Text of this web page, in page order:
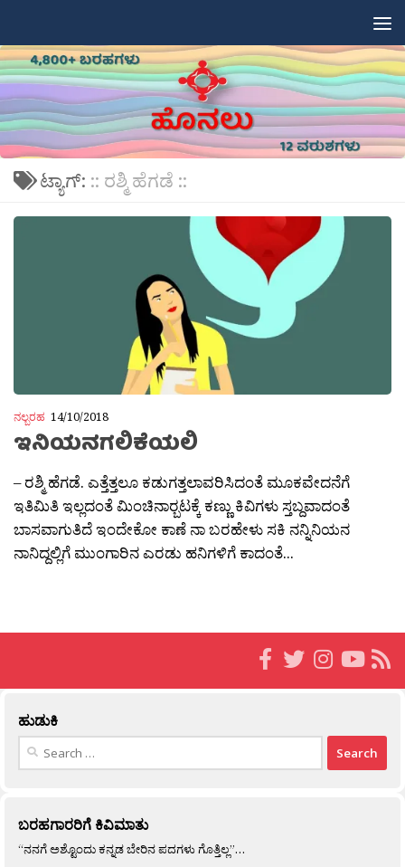
ಟ್ಯಾಗ್: :: ರಶ್ಮಿ ಹೆಗಡೆ ::
ನಲ್ಬರಹ 14/10/2018
ಇನಿಯನಗಲಿಕೆಯಲಿ
– ರಶ್ಮಿ ಹೆಗಡೆ. ಎತ್ತೆತ್ತಲೂ ಕಡುಗತ್ತಲಾವರಿಸಿದಂತೆ ಮೂಕವೇದನೆಗೆ
ಇತಿಮಿತಿ ಇಲ್ಲದಂತೆ ಮಿಂಚಿನಾರ‍್ಬಟಕ್ಕೆ ಕಣ್ಣು ಕಿವಿಗಳು ಸ್ತಬ್ದವಾದಂತೆ
ಬಾಸವಾಗುತಿದೆ ಇಂದೇಕೋ ಕಾಣೆ ನಾ ಬರಹೇಳು ಸಕಿ ನನ್ನಿನಿಯನ
ನಾನಿದ್ದಲ್ಲಿಗೆ ಮುಂಗಾರಿನ ಎರಡು ಹನಿಗಳಿಗೆ ಕಾದಂತೆ...
ಹುಡುಕಿ
Search
ಬರಹಗಾರರಿಗೆ ಕಿವಿಮಾತು
“ನನಗೆ ಅಶ್ಟೊಂದು ಕನ್ನಡ ಬೇರಿನ ಪದಗಳು ಗೊತ್ತಿಲ್ಲ”…